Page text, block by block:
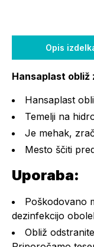
Opis
Hansaplast obliž
Hansaplast
Temelji na
Je mehak,
Mesto ščiti
Uporaba:
Poškodovano
dezinfekcijo
Obliž